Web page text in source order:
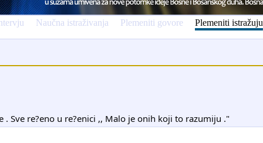
Naučna istraživanja Plemeniti govore Plemeniti istražuju
. Sve re?eno u re?enici ,, Malo je onih koji to razumiju ."